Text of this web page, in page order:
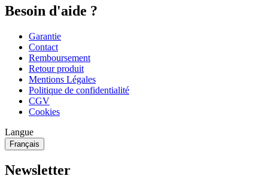
Besoin d'aide ?
Garantie
Contact
Remboursement
Retour produit
Mentions Légales
Politique de confidentialité
CGV
Cookies
Langue
Français
Newsletter